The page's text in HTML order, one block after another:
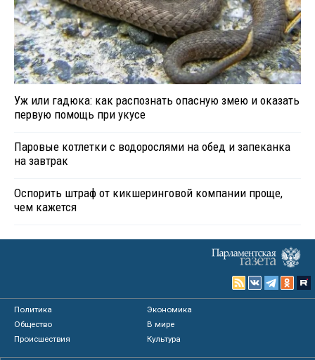
Уж или гадюка: как распознать опасную змею и оказать
первую помощь при укусе
Паровые котлетки с водорослями на обед и запеканка
на завтрак
Оспорить штраф от кикшеринговой компании проще,
чем кажется
Политика
Экономика
Общество
В мире
Происшествия
Культура